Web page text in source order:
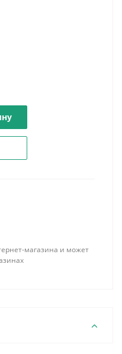
магазина и может